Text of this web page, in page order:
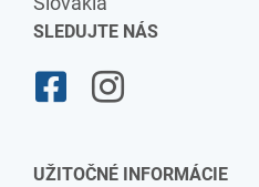
SLEDUJTE NÁS
UŽITOČNÉ INFORMÁCIE